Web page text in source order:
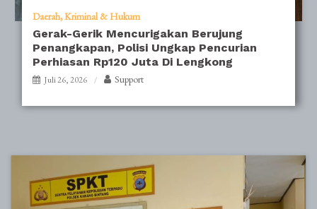
Daerah Kriminal & Hukum
Gerak-Gerik Mencurigakan Berujung
Penangkapan, Polisi Ungkap Pencurian
Perhiasan Rp120 Juta Di Lengkong
Juli 26, 2026 Support